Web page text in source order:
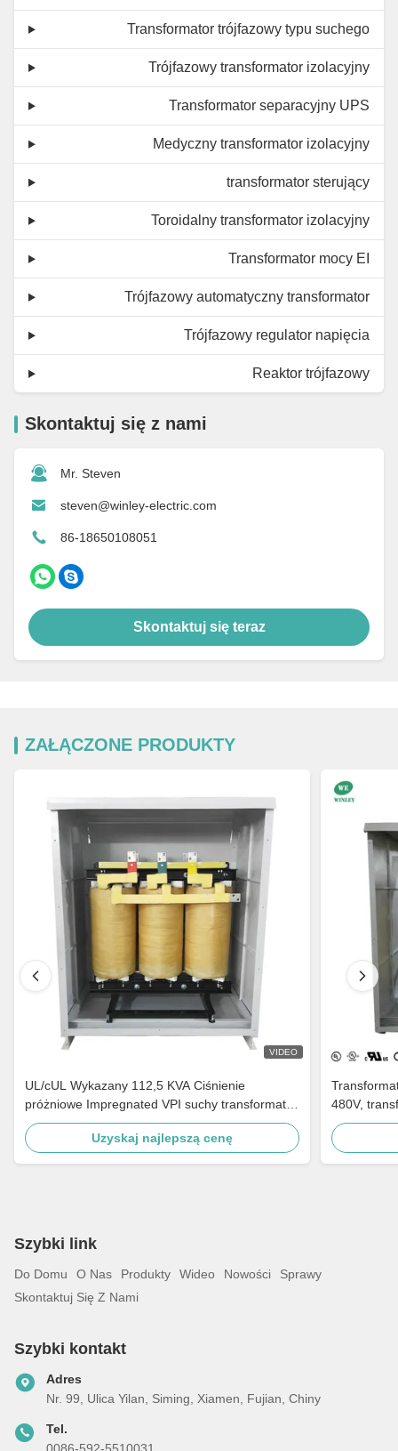
Transformator trójfazowy typu suchego
Trójfazowy transformator izolacyjny
Transformator separacyjny UPS
Medyczny transformator izolacyjny
transformator sterujący
Toroidalny transformator izolacyjny
Transformator mocy EI
Trójfazowy automatyczny transformator
Trójfazowy regulator napięcia
Reaktor trójfazowy
Skontaktuj się z nami
Mr. Steven
steven@winley-electric.com
86-18650108051
Skontaktuj się teraz
ZAŁĄCZONE PRODUKTY
VIDEO
UL/cUL Wykazany 112,5 KVA Ciśnienie
próżniowe Impregnated VPI suchy transformator
typu 240V do 480V Spełnić DOE 2016
Uzyskaj najlepszą cenę
480V,
Szybki link
Do Domu O Nas Produkty Wideo Nowości
Sprawy
Skontaktuj Się Z Nami
Szybki kontakt
Adres
Nr. 99, Ulica Yilan, Siming, Xiamen, Fujian, Chiny
Tel.